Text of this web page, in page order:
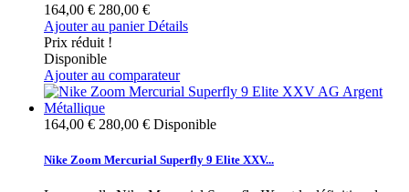
164,00 € 280,00 €
Ajouter au panier Détails
Prix réduit !
Disponible
Ajouter au comparateur
164,00 € 280,00 € Disponible
Nike Zoom Mercurial Superfly 9 Elite XXV...